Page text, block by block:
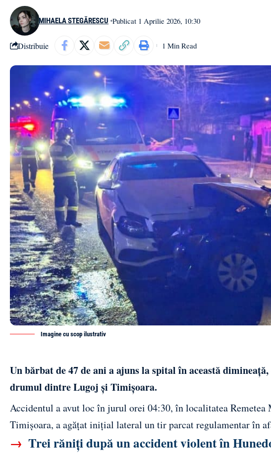
MIHAELA STEGĂRESCU Publicat 1 Aprilie 2026, 10:30
Distribuie 1 Min Read
Imagine cu scop ilustrativ
Un bărbat de 47 de ani a ajuns la spital în această
drumul dintre Lugoj și Timișoara.
Accidentul a avut loc în jurul orei 04:30, în localitatea Remetea
Timișoara, a agățat inițial lateral un tir parcat regulamentar în
→ Trei răniți după un accident violent în